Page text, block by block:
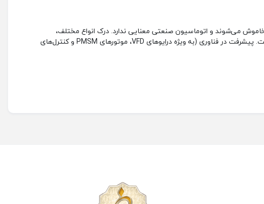
می‌شوند و اتوماسیون صنعتی معنایی ندارد. درک انواع مختلف،
عملکردهای اساسی و مزایای آنها برای انتخاب ابزار مناسب، طراحی سیستم‌های کارآمد و نگهداری صحیح تجهیزات صنعتی حیاتی است. پیشرفت در فناوری (به ویژه درایوهای VFD، موتورهای PMSM و کنترل‌های